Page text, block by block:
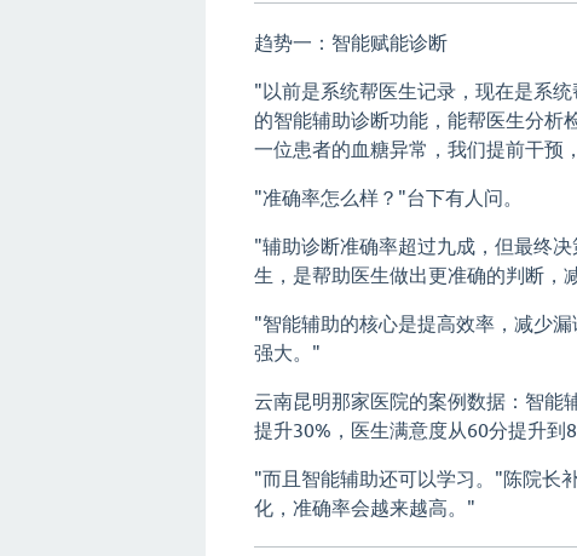
趋势一：智能赋能诊断
"以前是系统帮医生记录，现在是系
的智能辅助诊断功能，能帮医生分析
一位患者的血糖异常，我们提前干预
"准确率怎么样？"台下有人问。
"辅助诊断准确率超过九成，但最终
生，是帮助医生做出更准确的判断，
"智能辅助的核心是提高效率，减少
强大。"
云南昆明那家医院的案例数据：智能
提升30%，医生满意度从60分提升到
"而且智能辅助还可以学习。"陈院长
化，准确率会越来越高。"